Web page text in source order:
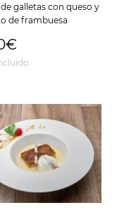
de galletas con queso y
de frambuesa